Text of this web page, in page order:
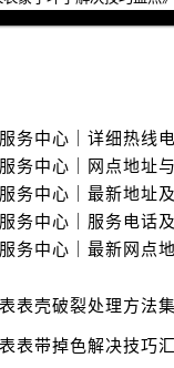
吉林省四平市铁东区
辽宁省鞍山市铁东区
辽宁省本溪市平山区
辽宁省朝阳市双塔区
辽宁省丹东市振兴区
辽宁省抚顺市新抚区
辽宁省锦州市古塔区
表壳破裂处理方法
表带掉色解决技巧